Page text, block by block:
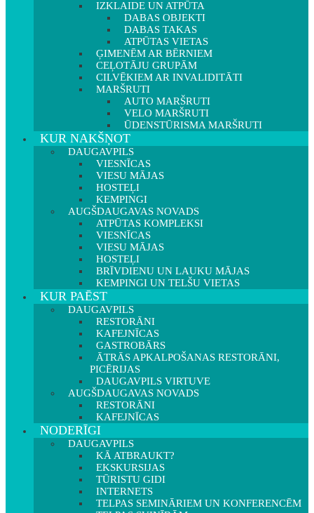
IZKLAIDE UN ATPŪTA
DABAS OBJEKTI
DABAS TAKAS
ATPŪTAS VIETAS
ĢIMENĒM AR BĒRNIEM
CEĻOTĀJU GRUPĀM
CILVĒKIEM AR INVALIDITĀTI
MARŠRUTI
AUTO MARŠRUTI
VELO MARŠRUTI
ŪDENSTŪRISMA MARŠRUTI
KUR NAKŠŅOT
DAUGAVPILS
VIESNĪCAS
VIESU MĀJAS
HOSTEĻI
KEMPINGI
AUGŠDAUGAVAS NOVADS
ATPŪTAS KOMPLEKSI
VIESNĪCAS
VIESU MĀJAS
HOSTEĻI
BRĪVDIENU UN LAUKU MĀJAS
KEMPINGI UN TELŠU VIETAS
KUR PAĒST
DAUGAVPILS
RESTORĀNI
KAFEJNĪCAS
GASTROBĀRS
ĀTRĀS APKALPOŠANAS RESTORĀNI,
PICĒRIJAS
DAUGAVPILS VIRTUVE
AUGŠDAUGAVAS NOVADS
RESTORĀNI
KAFEJNĪCAS
NODERĪGI
DAUGAVPILS
KĀ ATBRAUKT?
EKSKURSIJAS
TŪRISTU GIDI
INTERNETS
TELPAS SEMINĀRIEM UN KONFERENCĒM